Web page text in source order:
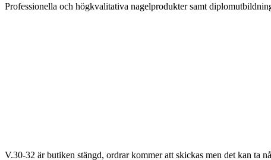
Professionella och högkvalitativa nagelprodukter samt
V.30-32 är butiken stängd, ordrar kommer att skickas men det kan ta